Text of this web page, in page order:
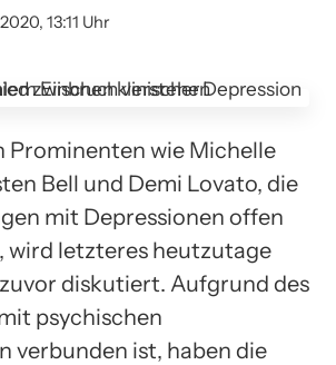
13:11 Uhr
Prominenten wie Michelle
Bell und Demi Lovato, die
mit Depressionen offen
wird letzteres heutzutage
diskutiert. Aufgrund des
psychischen
verbunden ist, haben die